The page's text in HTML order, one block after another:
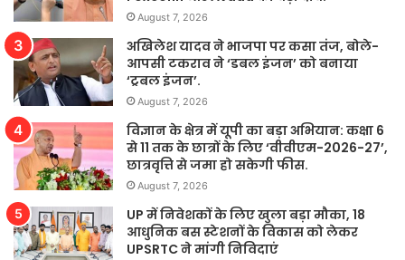
August 7, 2026
अखिलेश यादव ने भाजपा पर कसा तंज, बोले-
आपसी टकराव ने ‘डबल इंजन’ को बनाया
‘ट्रबल इंजन’.
August 7, 2026
विज्ञान के क्षेत्र में यूपी का बड़ा अभियान: कक्षा 6
से 11 तक के छात्रों के लिए ‘वीवीएम-2026-27’,
छात्रवृत्ति से जमा हो सकेगी फीस.
August 7, 2026
UP में निवेशकों के लिए खुला बड़ा मौका, 18
आधुनिक बस स्टेशनों के विकास को लेकर
UPSRTC ने मांगी निविदाएं